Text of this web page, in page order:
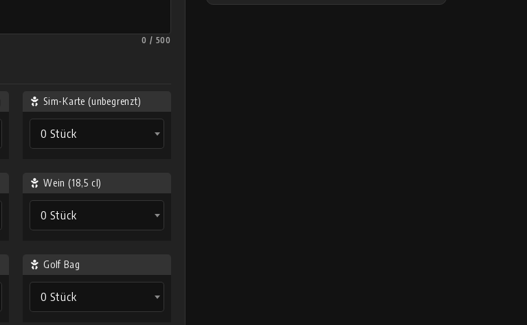
0 / 500
Sim-Karte (unbegrenzt)
0 Stück
Wein (18,5 cl)
0 Stück
Golf Bag
0 Stück